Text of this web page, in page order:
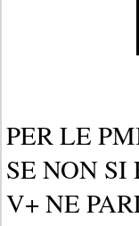
PER LE
SE NON SI
V+ NE